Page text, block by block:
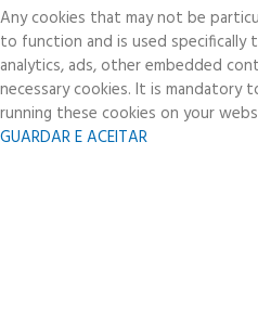
Any cookies that may not be
to function and is used specifically
analytics, ads, other embedded
necessary cookies. It is
running these cookies on your
GUARDAR E ACEITAR